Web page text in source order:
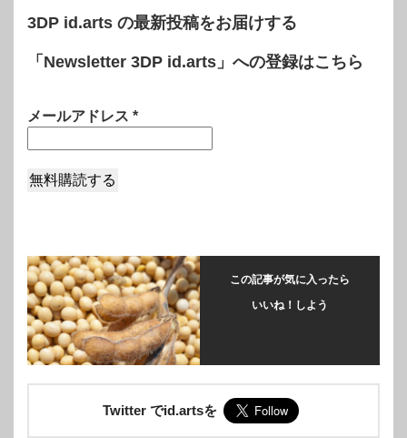
3DP id.arts の最新投稿をお届けする
「Newsletter 3DP id.arts」への登録はこちら
メールアドレス *
この記事が気に入ったら
いいね！しよう
Twitter でid.artsを